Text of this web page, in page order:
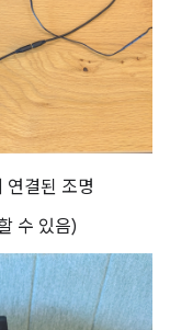
연결된 조명
수 있음)